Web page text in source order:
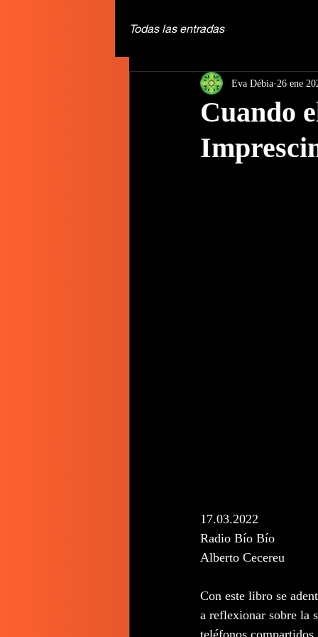
Todas las entradas
Cuando
Eva Débia 26 ene
17.03.2022
Radio Bío Bío
Alberto Cecereu
Con este libro se
a reflexionar sobre la
teléfonos